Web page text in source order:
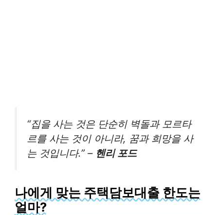
“집을 사는 것은 단순히 벽돌과 모르타
르를 사는 것이 아니라, 꿈과 희망을 사
는 것입니다.” – 헨리 포드
나에게 맞는 주택담보대출 한도는
얼마?